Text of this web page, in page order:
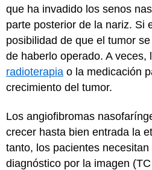
que ha invadido los senos
parte posterior de la nariz. Si
posibilidad de que el tumor
de haberlo operado. A veces,
radioterapia o la medicación
crecimiento del tumor.
Los angiofibromas
crecer hasta bien entrada la
tanto, los pacientes
diagnóstico por la imagen